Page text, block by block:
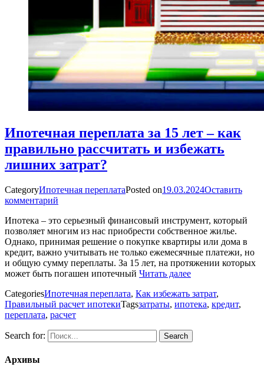
Ипотечная переплата за 15 лет – как
правильно рассчитать и избежать
лишних затрат?
CategoryИпотечная переплатаPosted on19.03.2024Оставить
комментарий
Ипотека – это серьезный финансовый инструмент, который
позволяет многим из нас приобрести собственное жилье.
Однако, принимая решение о покупке квартиры или дома в
кредит, важно учитывать не только ежемесячные платежи, но
и общую сумму переплаты. За 15 лет, на протяжении которых
может быть погашен ипотечный Читать далее
CategoriesИпотечная переплата, Как избежать затрат,
Правильный расчет ипотекиTagsзатраты, ипотека, кредит,
переплата, расчет
Search for:
Архивы